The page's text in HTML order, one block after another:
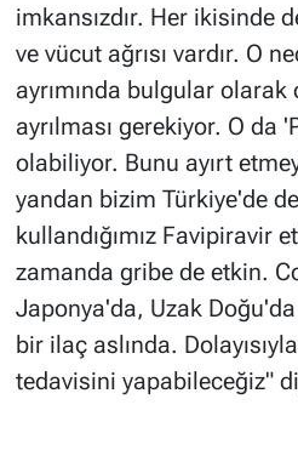
imkansızdır. Her ikisinde
ve vücut ağrısı vardır. O
ayrımında bulgular
ayrılması gerekiyor. O da
olabiliyor. Bunu ayırt
yandan bizim Türkiye'de
kullandığımız Favipiravir
zamanda gribe de etkin.
Japonya'da, Uzak
bir ilaç aslında.
tedavisini yapabileceğiz"